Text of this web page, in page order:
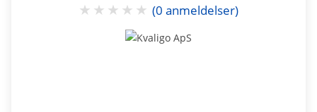
★ ★ ★ ★ ★ (0 anmeldelser)